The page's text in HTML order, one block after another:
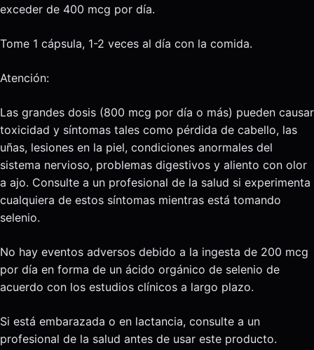
exceder de 400 mcg por día.
Tome 1 cápsula, 1-2 veces al día con la comida.
Atención:
Las grandes dosis (800 mcg por día o más) pueden causar
toxicidad y síntomas tales como pérdida de cabello, las
uñas, lesiones en la piel, condiciones anormales del
sistema nervioso, problemas digestivos y aliento con olor
a ajo. Consulte a un profesional de la salud si experimenta
cualquiera de estos síntomas mientras está tomando
selenio.
No hay eventos adversos debido a la ingesta de 200 mcg
por día en forma de un ácido orgánico de selenio de
acuerdo con los estudios clínicos a largo plazo.
Si está embarazada o en lactancia, consulte a un
profesional de la salud antes de usar este producto.